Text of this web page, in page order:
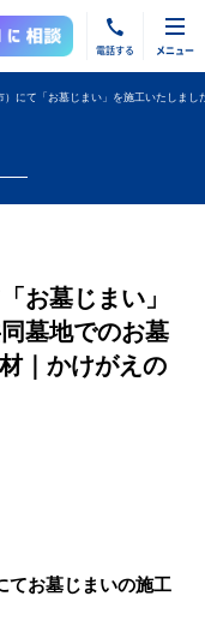
電話する メニュー
）にて「お墓じまい」を施工いたしま
お墓じまい」
墓地でのお墓
｜かけがえの
てお墓じまいの施工